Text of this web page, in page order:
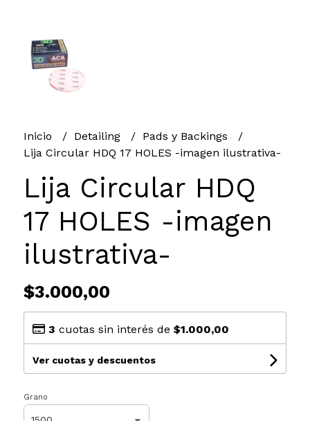
Inicio Detailing
Pads y Backings
Lija Circular HDQ 17 HOLES -imagen ilustrativa-
Lija Circular HDQ
17 HOLES -imagen
ilustrativa-
$3.000,00
3 cuotas sin interés de $1.000,00
Ver cuotas y descuentos
Grano